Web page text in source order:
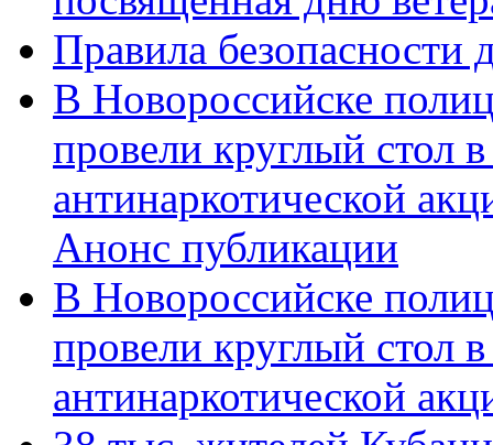
Правила безопасности
В Новороссийске
провели круглый стол
антинаркотической
Анонс публикации
В Новороссийске
провели круглый стол
антинаркотической